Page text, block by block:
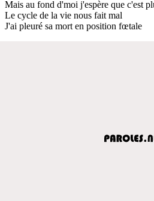
Mais au fond d'moi j'espère que c'est
Le cycle de la vie nous fait mal
J'ai pleuré sa mort en position fœtale